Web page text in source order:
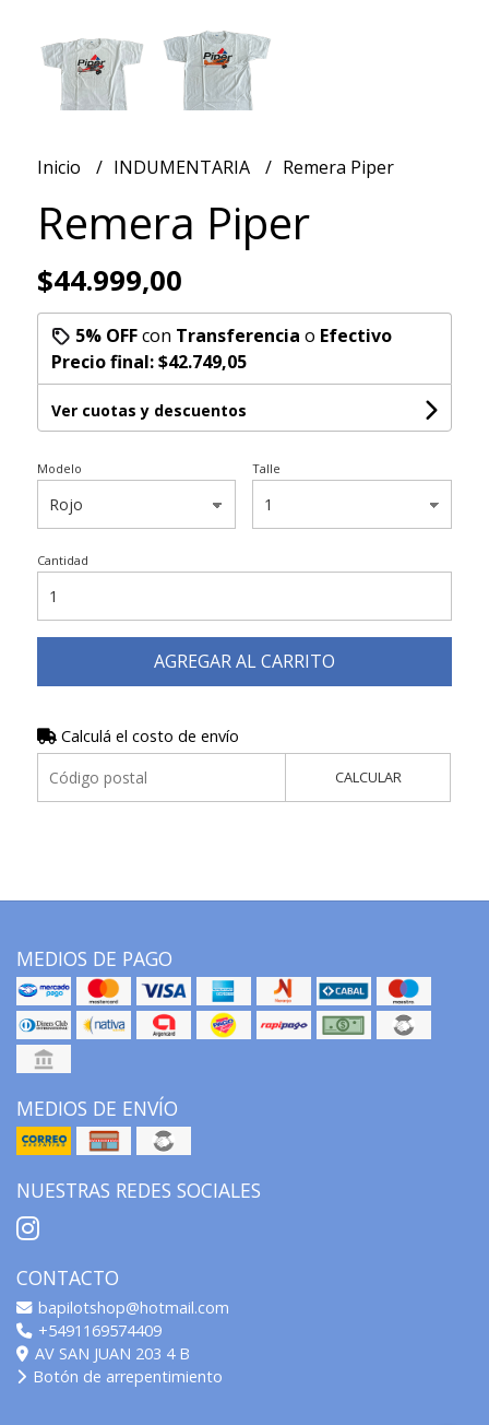
Inicio INDUMENTARIA Remera Piper
Remera Piper
$44.999,00
5% OFFcon Transferencia o Efectivo
Precio final:$42.749,05
Ver cuotas y descuentos
Modelo Talle
Cantidad
AGREGAR AL CARRITO
Calculá el costo de envío
CALCULAR
MEDIOS DE PAGO
MEDIOS DE ENVÍO
NUESTRAS REDES SOCIALES
CONTACTO
bapilotshop@hotmail.com
+5491169574409
AV SAN JUAN 203 4 B
Botón de arrepentimiento